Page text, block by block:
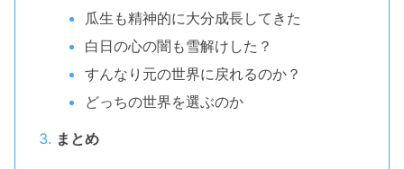
瓜生も精神的に大分成長してきた
白日の心の闇も雪解けした？
すんなり元の世界に戻れるのか？
どっちの世界を選ぶのか
まとめ